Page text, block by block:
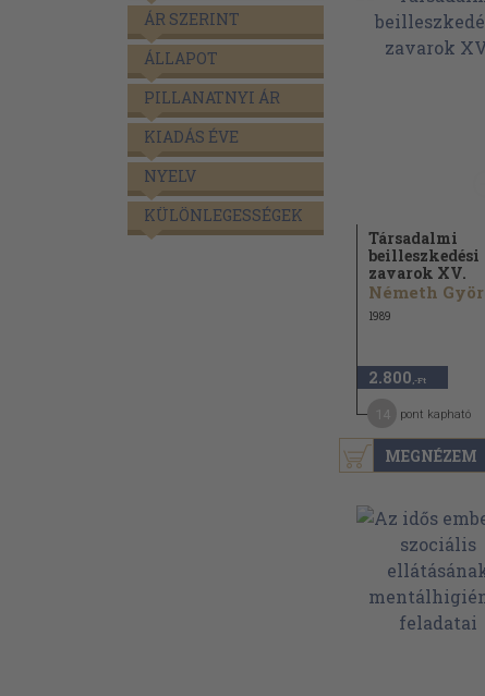
ÁR SZERINT
ÁLLAPOT
PILLANATNYI ÁR
KIADÁS ÉVE
NYELV
KÜLÖNLEGESSÉGEK
MEGNÉZEM
Társadalmi
beilleszkedési
zavarok XV.
1989
2.800 ,-Ft
pont kapható